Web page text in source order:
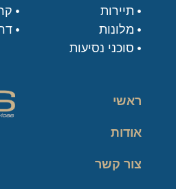
תיירות
מלונות
סוכני נסיעות
ראשי
אודות
צור קשר